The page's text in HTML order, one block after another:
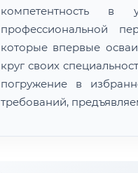
компетентность в
профессиональной
которые впервые
круг своих
погружение в
требований,